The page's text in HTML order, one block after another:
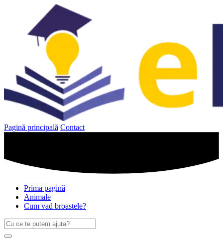
Pagină principală Contact
Prima pagină
Animale
Cum vad broastele?
Caută
după:
Search